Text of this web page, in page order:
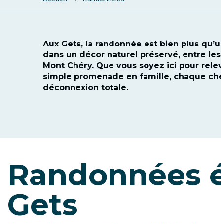
Aux Gets, la randonnée est bien plus
dans un décor naturel préservé, entre
Mont Chéry. Que vous soyez ici pour
simple promenade en famille, chaque
déconnexion totale.
Randonnées
Gets